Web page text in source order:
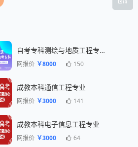
自考专科测绘与地质工程专业一年毕业
网报价 ￥8000 150
成教本科通信工程专业
网报价 ￥3000 141
成教本科电子信息工程专业
网报价 ￥3000 64